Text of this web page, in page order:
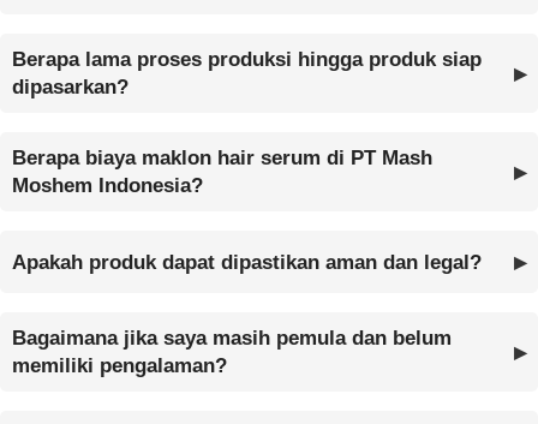
Berapa lama proses produksi hingga produk siap
dipasarkan?
Berapa biaya maklon hair serum di PT Mash
Moshem Indonesia?
Apakah produk dapat dipastikan aman dan legal?
Bagaimana jika saya masih pemula dan belum
memiliki pengalaman?